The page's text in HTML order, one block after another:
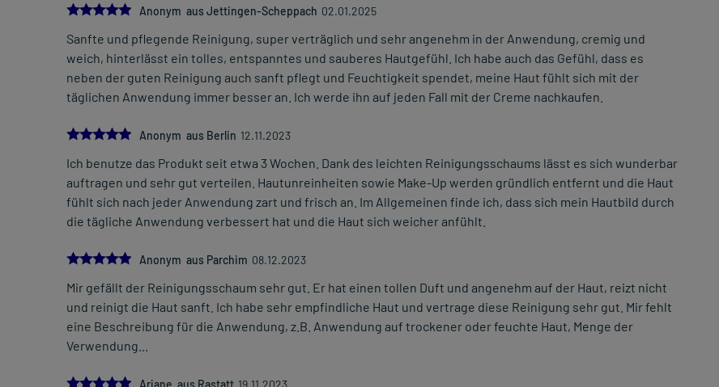
5.0
Anonym aus Jettingen-Scheppach 02.01.2025
Sanfte und pflegende Reinigung, super verträglich und sehr angenehm in der Anwendung, cremig und
weich, hinterlässt ein tolles, entspanntes und sauberes Hautgefühl. Ich habe auch das Gefühl, dass es
neben der guten Reinigung auch sanft pflegt und Feuchtigkeit spendet, meine Haut fühlt sich mit der
täglichen Anwendung immer besser an. Ich werde ihn auf jeden Fall mit der Creme nachkaufen.
5.0
Anonym aus Berlin 12.11.2023
Ich benutze das Produkt seit etwa 3 Wochen. Dank des leichten Reinigungsschaums lässt es sich wunderbar
auftragen und sehr gut verteilen. Hautunreinheiten sowie Make-Up werden gründlich entfernt und die Haut
fühlt sich nach jeder Anwendung zart und frisch an. Im Allgemeinen finde ich, dass sich mein Hautbild durch
die tägliche Anwendung verbessert hat und die Haut sich weicher anfühlt.
5.0
Anonym aus Parchim 08.12.2023
Mir gefällt der Reinigungsschaum sehr gut. Er hat einen tollen Duft und angenehm auf der Haut, reizt nicht
und reinigt die Haut sanft. Ich habe sehr empfindliche Haut und vertrage diese Reinigung sehr gut. Mir fehlt
eine Beschreibung für die Anwendung, z.B. Anwendung auf trockener oder feuchte Haut, Menge der
Verwendung...
5.0